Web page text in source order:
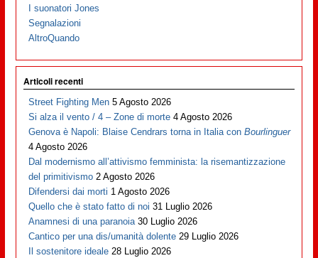
I suonatori Jones
Segnalazioni
AltroQuando
Articoli recenti
Street Fighting Men 5 Agosto 2026
Si alza il vento / 4 – Zone di morte 4 Agosto 2026
Genova è Napoli: Blaise Cendrars torna in Italia conBourlinguer
4 Agosto 2026
Dal modernismo all’attivismo femminista: la risemantizzazione
del primitivismo 2 Agosto 2026
Difendersi dai morti 1 Agosto 2026
Quello che è stato fatto di noi 31 Luglio 2026
Anamnesi di una paranoia 30 Luglio 2026
Cantico per una dis/umanità dolente 29 Luglio 2026
Il sostenitore ideale 28 Luglio 2026